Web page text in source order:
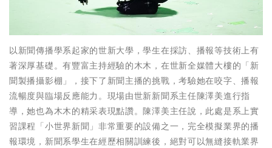
以新聞傳播學系起家的世新大學，學生在採訪、播報等技術上有
著深厚基礎。有豐富主持經驗的木木，在世新全媒體大樓的「新
聞製播攝影棚」，接下了新聞主播的挑戰，考驗她在咬字、播報
流暢度與臨場反應能力。現場由世新新聞系主任陳澤美進行指
導，她也為木木的精采表現點讚。陳澤美主任說，此處是系上實
習課程「小世界新聞」非常重要的設備之一，完全模擬業界的播
報環境，新聞系學生在經歷相關訓練後，絕對可以無縫接軌業界